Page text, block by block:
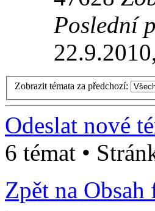
Poslední
Zobrazit témata za předchozí:
Odeslat nové
6 témat •
Zpět na Obsah